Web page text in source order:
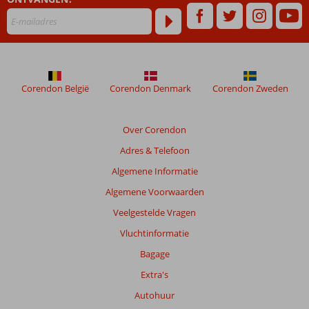
niet
weergegeven
om
Over Corendon
Adres & Telefoon
Algemene Informatie
Algemene Voorwaarden
Veelgestelde Vragen
Vluchtinformatie
Bagage
Extra's
Autohuur
Corendon België Corendon Denmark Corendon Zweden